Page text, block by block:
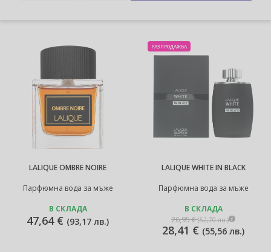
LALIQUE OMBRE NOIRE
Парфюмна вода за мъже
В СКЛАДА
47,64 € (93,17 лв.)
LALIQUE WHITE IN BLACK
Парфюмна вода за мъже
РАЗПРОДАЖБА
В СКЛАДА
26,95 €(52,70 лв.)
28,41 € (55,56 лв.)